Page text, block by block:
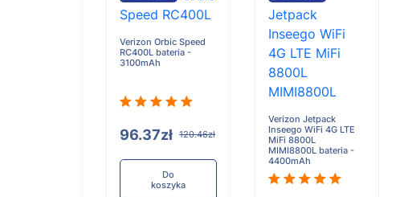
Verizon Orbic Speed
RC400L bateria -
3100mAh
96.37zł 120.46zł
Do
koszyka
Verizon Jetpack
Inseego WiFi 4G LTE
MiFi 8800L
MIMI8800L bateria -
4400mAh